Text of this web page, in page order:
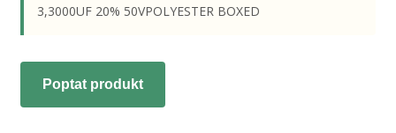
3,3000UF 20% 50VPOLYESTER BOXED
Poptat produkt